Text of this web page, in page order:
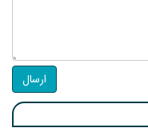
ارسال